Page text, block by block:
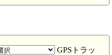
GPSトラッ